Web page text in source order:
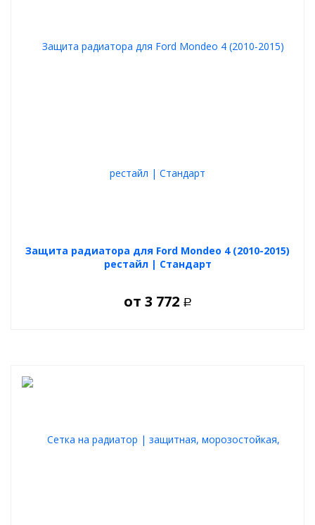
Защита радиатора для Ford Mondeo 4 (2010-2015)
рестайл | Стандарт
от 3 772 Р